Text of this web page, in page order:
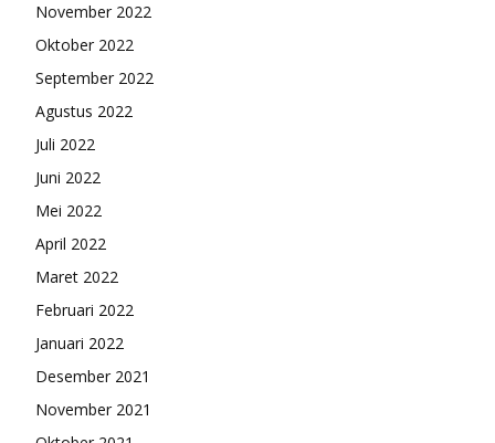
November 2022
Oktober 2022
September 2022
Agustus 2022
Juli 2022
Juni 2022
Mei 2022
April 2022
Maret 2022
Februari 2022
Januari 2022
Desember 2021
November 2021